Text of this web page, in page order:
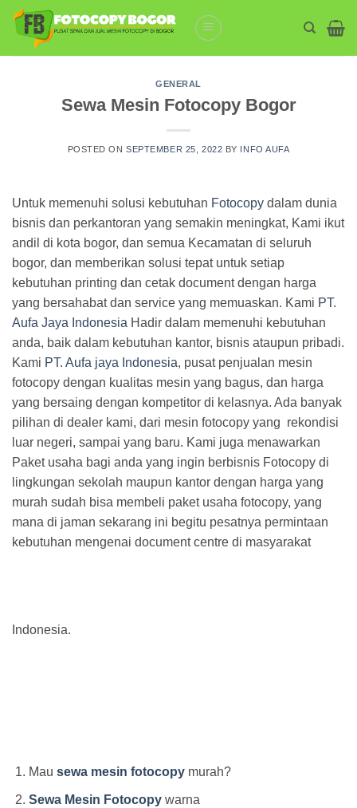
Skip
content
GENERAL
Sewa Mesin Fotocopy Bogor
POSTED ONSEPTEMBER 25, 2022 BY INFO AUFA
Untuk memenuhi solusi kebutuhan Fotocopy dalam dunia
bisnis dan perkantoran yang semakin meningkat, Kami ikut
andil di kota bogor, dan semua Kecamatan di seluruh
bogor, dan memberikan solusi tepat untuk setiap
kebutuhan printing dan cetak document dengan harga
yang bersahabat dan service yang memuaskan. Kami PT.
Aufa Jaya Indonesia Hadir dalam memenuhi kebutuhan
anda, baik dalam kebutuhan kantor, bisnis ataupun pribadi.
Kami PT. Aufa jaya Indonesia, pusat penjualan mesin
fotocopy dengan kualitas mesin yang bagus, dan harga
yang bersaing dengan kompetitor di kelasnya. Ada banyak
pilihan di dealer kami, dari mesin fotocopy yang rekondisi
luar negeri, sampai yang baru. Kami juga menawarkan
Paket usaha bagi anda yang ingin berbisnis Fotocopy di
lingkungan sekolah maupun kantor dengan harga yang
murah sudah bisa membeli paket usaha fotocopy, yang
mana di jaman sekarang ini begitu pesatnya permintaan
kebutuhan mengenai document centre di masyarakat
Indonesia.
Mau sewa mesin fotocopymurah?
Sewa Mesin Fotocopywarna